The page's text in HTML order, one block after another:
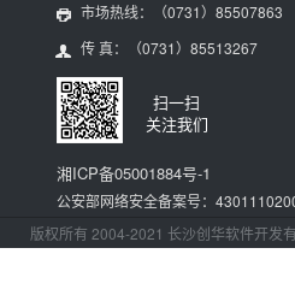
市场热线：（0731）85507863
传 真：（0731）85513267
扫一扫
关注我们
湘ICP备05001884号-1
公安部网络安全备案号：
版权所有 2004-2021 长沙创华软件开发